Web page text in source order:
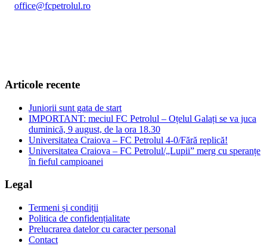
office@fcpetrolul.ro
Articole recente
Juniorii sunt gata de start
IMPORTANT: meciul FC Petrolul – Oțelul Galați se va juca
duminică, 9 august, de la ora 18.30
Universitatea Craiova – FC Petrolul 4-0/Fără replică!
Universitatea Craiova – FC Petrolul/„Lupii” merg cu speranțe
în fieful campioanei
Legal
Termeni și condiții
Politica de confidențialitate
Prelucrarea datelor cu caracter personal
Contact